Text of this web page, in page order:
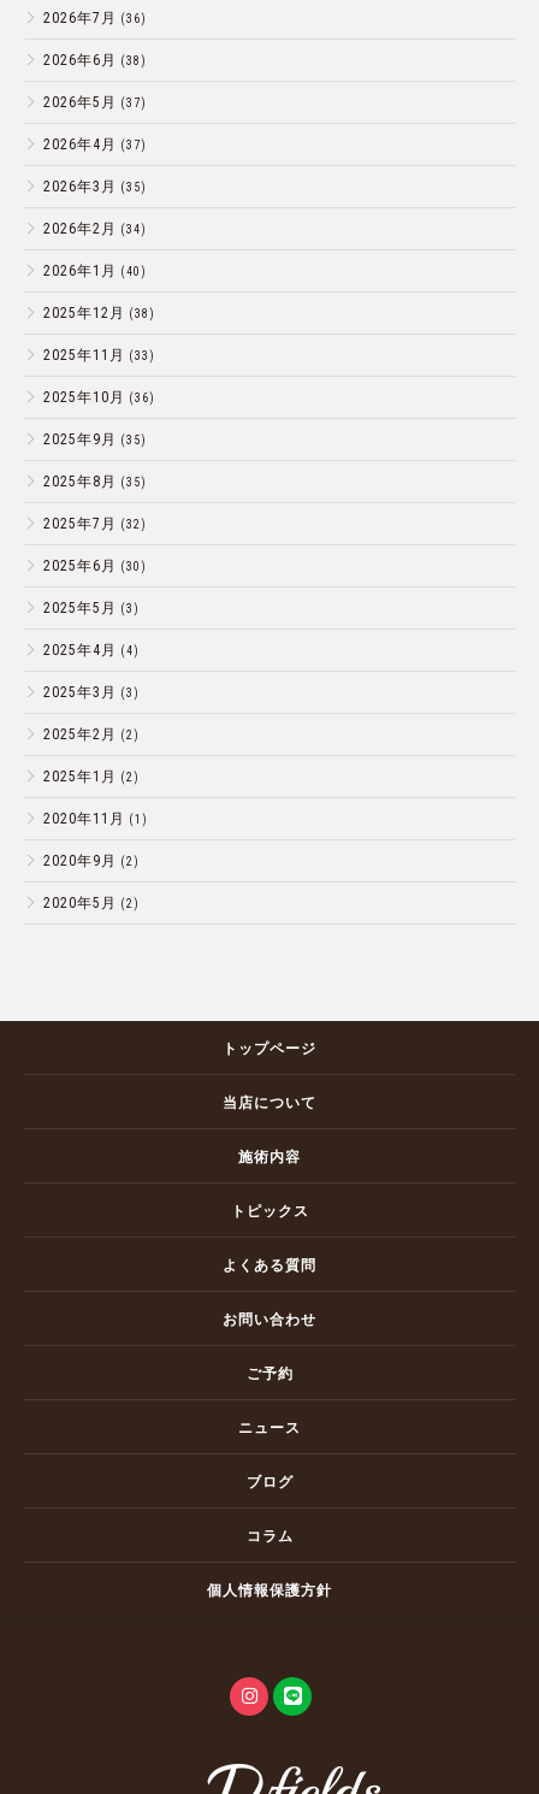
2026年7月 (36)
2026年6月 (38)
2026年5月 (37)
2026年4月 (37)
2026年3月 (35)
2026年2月 (34)
2026年1月 (40)
2025年12月 (38)
2025年11月 (33)
2025年10月 (36)
2025年9月 (35)
2025年8月 (35)
2025年7月 (32)
2025年6月 (30)
2025年5月 (3)
2025年4月 (4)
2025年3月 (3)
2025年2月 (2)
2025年1月 (2)
2020年11月 (1)
2020年9月 (2)
2020年5月 (2)
トップページ
当店について
施術内容
トピックス
よくある質問
お問い合わせ
ご予約
ニュース
ブログ
コラム
個人情報保護方針